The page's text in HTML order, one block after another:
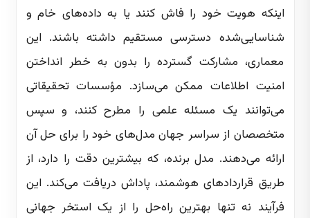
اینکه هویت خود را فاش کنند یا به داده‌های خام و
شناسایی‌شده دسترسی مستقیم داشته باشند. این
معماری، مشارکت گسترده را بدون به خطر انداختن
امنیت اطلاعات ممکن می‌سازد. مؤسسات تحقیقاتی
می‌توانند یک مسئله علمی را مطرح کنند، و سپس
متخصصان از سراسر جهان مدل‌های خود را برای حل آن
ارائه می‌دهند. مدل برنده، که بیشترین دقت را دارد، از
طریق قراردادهای هوشمند، پاداش دریافت می‌کند. این
فرآیند نه تنها بهترین راه‌حل را از یک استخر جهانی